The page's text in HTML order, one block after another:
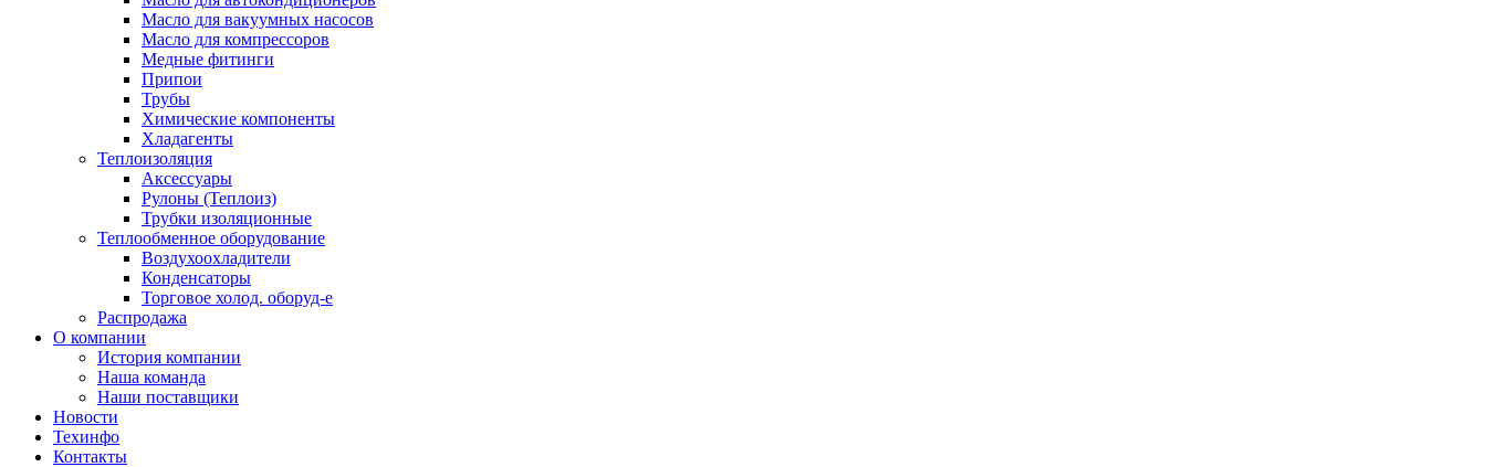
Масло для вакуумных насосов
Масло для компрессоров
Медные фитинги
Припои
Трубы
Химические компоненты
Хладагенты
Теплоизоляция
Аксессуары
Рулоны (Теплоиз)
Трубки изоляционные
Теплообменное оборудование
Воздухоохладители
Конденсаторы
Торговое холод. оборуд-е
Распродажа
О компании
История компании
Наша команда
Наши поставщики
Новости
Техинфо
Контакты